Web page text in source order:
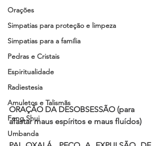
Orações
Simpatias para proteção e limpeza
Simpatias para a família
Pedras e Cristais
Espiritualidade
Radiestesia
Amuletos e Talismãs
Feng Shui
Umbanda
ORAÇÃO DA DESOBSESSÃO (para
afastar maus espíritos e maus fluídos)